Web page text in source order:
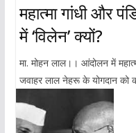
महात्मा गांधी और
में ‘विलेन’ क्यों?
मा. मोहन लाल।। आंदोलन में
जवाहर लाल नेहरू के योगदान को